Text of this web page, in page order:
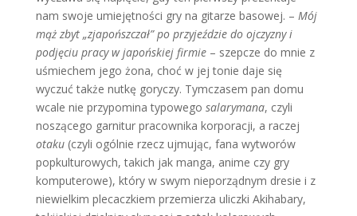
nam swoje umiejętności gry na gitarze basowej. – Mój
mąż zbyt „zjapońszczał” po przyjeździe do ojczyzny i
podjęciu pracy w japońskiej firmie– szepcze do mnie z
uśmiechem jego żona, choć w jej tonie daje się
wyczuć także nutkę goryczy. Tymczasem pan domu
wcale nie przypomina typowego salarymana, czyli
noszącego garnitur pracownika korporacji, a raczej
otaku (czyli ogólnie rzecz ujmując, fana wytworów
popkulturowych, takich jak manga, anime czy gry
komputerowe), który w swym nieporządnym dresie i z
niewielkim plecaczkiem przemierza uliczki Akihabary,